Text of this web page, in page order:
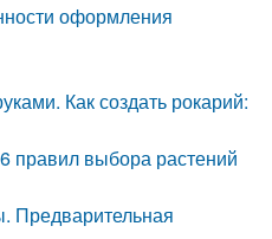
оформления
Как создать рокарий:
правил выбора растений
Предварительная